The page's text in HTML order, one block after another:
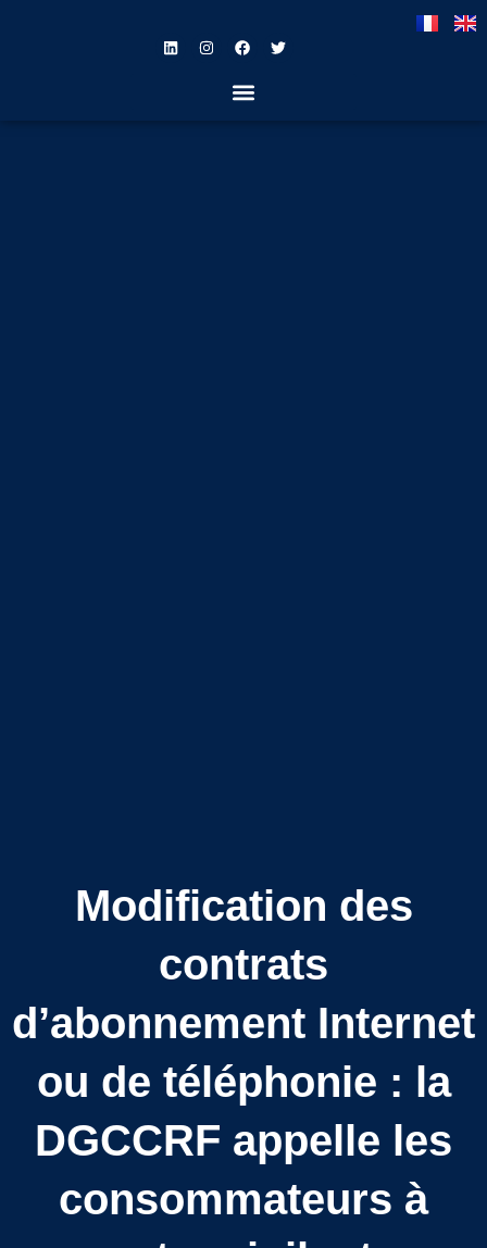
Modification des
contrats
d’abonnement Internet
ou de téléphonie : la
DGCCRF appelle les
consommateurs à